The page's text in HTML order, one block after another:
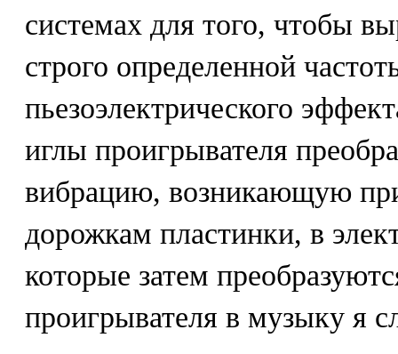
системах для того, чтобы
строго определенной
пьезоэлектрического
иглы проигрывателя
вибрацию, возникающую
дорожкам пластинки, в
которые затем
проигрывателя в музыку я